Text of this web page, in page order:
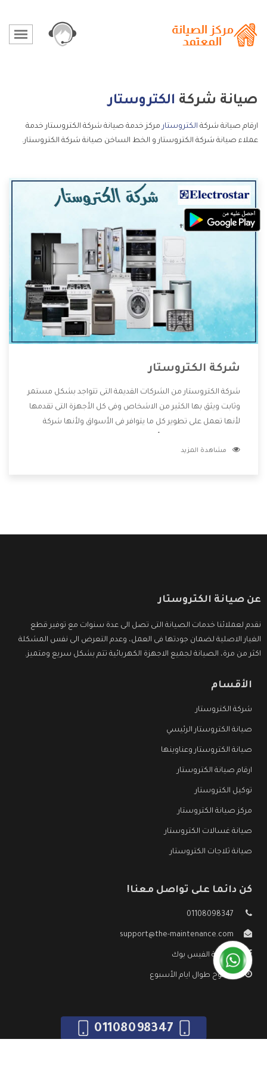
صيانة شركة الكتروستار
ارقام صيانة شركة الكتروستار مركز خدمة صيانة شركة الكتروستار خدمة
عملاء صيانة شركة الكتروستار و الخط الساخن صيانة شركة الكتروستار.
شركة الكتروستار
شركة الكتروستار من الشركات القديمة التى تتواجد بشكل مستمر
وثابت ويثق بها الكثير من الاشخاص وفى كل الأجهزة التى تقدمها
لأنها تعمل على تطوير كل ما يتوافر فى الأسواق ولأنها شركة
وتقدم للعملاء أقوى العروض والخصومات التى تسهل على
مشاهدة المزيد
عن صيانة الكتروستار
نقدم لعملائنا خدمات الصيانة التى تصل الى عدة سنوات مع توفير قطع
الغيار الاصلية لضمان جودتها فى العمل، وعدم التعرض الى نفس المشكلة
اكثر من مرة، الصيانة لجميع الاجهزة الكهربائية تتم بشكل سريع ومتميز.
الأقسام
شركة الكتروستار
صيانة الكتروستار الرئيسي
صيانة الكتروستار وعناوينها
ارقام صيانة الكتروستار
توكيل الكتروستار
مركز صيانة الكتروستار
صيانة غسالات الكتروستار
صيانة ثلاجات الكتروستار
كن دائما على تواصل معنا!
01108098347
support@the-maintenance.com
صفحة الفيس بوك
مفتوح طوال ايام الأسبوع
01108098347